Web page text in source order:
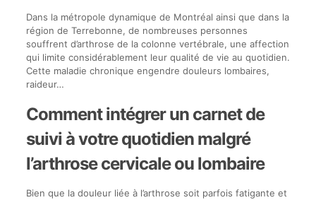
Dans la métropole dynamique de Montréal ainsi que dans la
région de Terrebonne, de nombreuses personnes
souffrent d’arthrose de la colonne vertébrale, une affection
qui limite considérablement leur qualité de vie au quotidien.
Cette maladie chronique engendre douleurs lombaires,
raideur…
Comment intégrer un carnet de
suivi à votre quotidien malgré
l’arthrose cervicale ou lombaire
Bien que la douleur liée à l’arthrose soit parfois fatigante et